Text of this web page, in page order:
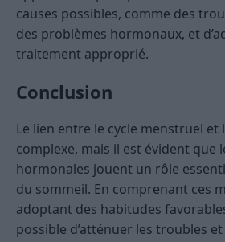
causes possibles, comme des
des problèmes hormonaux, et
traitement approprié.
Conclusion
Le lien entre le cycle menstruel et
complexe, mais il est évident que
hormonales jouent un rôle
du sommeil. En comprenant ces
adoptant des habitudes
possible d’atténuer les troubles